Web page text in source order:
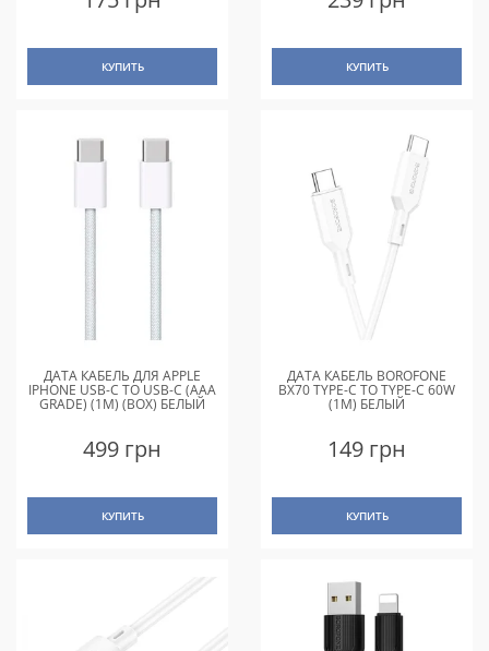
КУПИТЬ КУПИТЬ
ДАТА КАБЕЛЬ ДЛЯ APPLE
IPHONE USB-C TO USB-C (AAA
GRADE) (1M) (BOX) БЕЛЫЙ
499 грн
КУПИТЬ
ДАТА КАБЕЛЬ BOROFONE
BX70 TYPE-C TO TYPE-C 60W
(1M) БЕЛЫЙ
149 грн
КУПИТЬ